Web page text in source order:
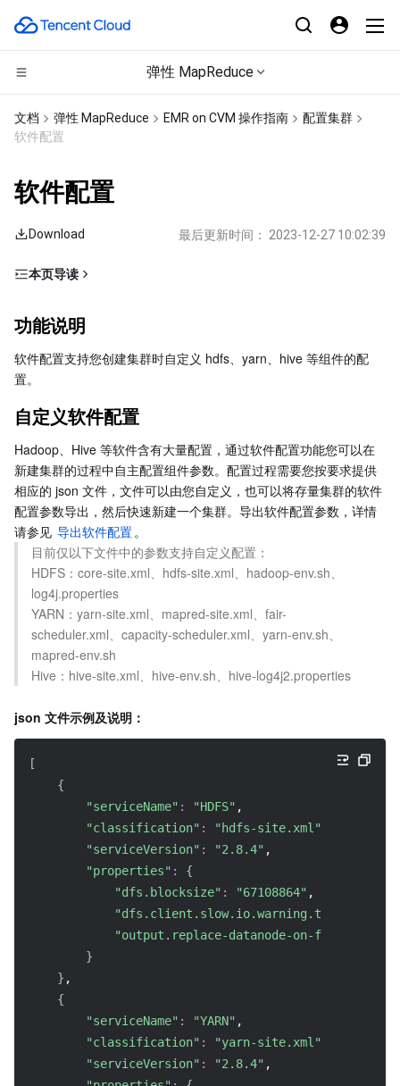
弹性 MapReduce
计算
云服务器
轻量应用服务器
裸金属云服务器
GPU 云服务器
专用宿主机
自动化助手
CDN与边缘平台
边缘安全加速平台 EO
内容分发网络 CDN
全站加速网络
DDoS 防护
多网聚合加速（腾讯云聚通）
高性能计算
批量计算
高性能计算集群
边缘计算
边缘计算机器
容器
容器服务
容器镜像服务
云原生分布式云中心
分布式云
边缘可用区
专属可用区
弹性微服务
API 网关
注册配置治理
Serverless
云函数
基础存储服务
对象存储
文件存储
云硬盘
存储数据服务
日志服务
数据万象
智能媒资托管
关系型数据库
云数据库 MySQL
云数据库 MariaDB
云数据库 SQL Server
关系型数据库TDSQL
TDSQL-C MySQL 版
TDSQL Boundless
云数据库 MongoDB
游戏数据库 TcaplusDB
云数据库 Tendis
时序数据库 CTSDB
数据传输服务
数据库专家服务
数据库智能管家 DBbrain
数据库管理中心
网络
私有网络
负载均衡
网关负载均衡
弹性网卡
数据安全
数据安全治理中心
密钥管理系统
数据安全审计
图片内容安全
音频内容安全
安全服务平台
云防火墙
Web 应用防火墙
移动应用安全
域名与网站
文档 弹性 MapReduce EMR on CVM 操作指南
配置集群
软件配置
软件配置
Download 最后更新时间： 2023-12-27 10:02:39
本页导读
自定义软件配置
访问外部集群
购买后配置
功能说明
软件配置支持您创建集群时自定义 hdfs、yarn、hive 等组件的配
置。
自定义软件配置
Hadoop、Hive 等软件含有大量配置，通过软件配置功能您可以在
新建集群的过程中自主配置组件参数。配置过程需要您按要求提供
相应的 json 文件，文件可以由您自定义，也可以将存量集群的软件
配置参数导出，然后快速新建一个集群。导出软件配置参数，详情
请参见 导出软件配置。
目前仅以下文件中的参数支持自定义配置：
HDFS：core-site.xml、hdfs-site.xml、hadoop-env.sh、
log4j.properties
YARN：yarn-site.xml、mapred-site.xml、fair-
scheduler.xml、capacity-scheduler.xml、yarn-env.sh、
mapred-env.sh
Hive：hive-site.xml、hive-env.sh、hive-log4j2.properties
json 文件示例及说明：
[
{
"serviceName" : "HDFS" ,
"classification" : "hdfs-site.xml"
"serviceVersion" : "2.8.4" ,
"properties" :
{
"dfs.blocksize" : "67108864" ,
"output.replace-datanode-on-failure"
}
} ,
{
"serviceName" : "YARN" ,
"classification" : "yarn-site.xml"
"serviceVersion" : "2.8.4" ,